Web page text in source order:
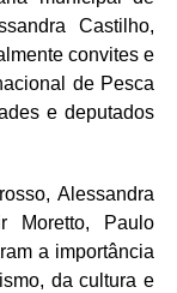
Castilho,
convites e
de Pesca
e deputados
Alessandra
Moretto, Paulo
a importância
da cultura e